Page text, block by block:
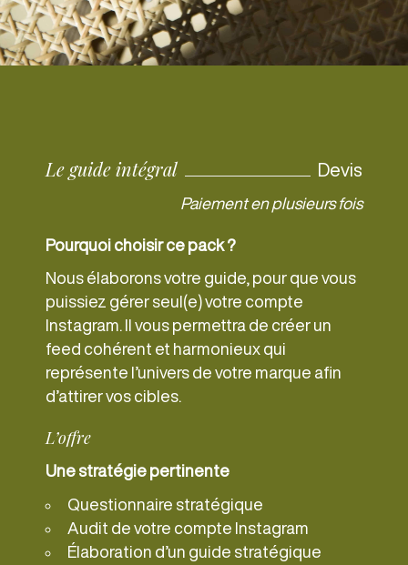
Le guide intégral Devis
Paiement en plusieurs fois
Pourquoi choisir ce pack ?
Nous élaborons votre guide, pour que vous
puissiez gérer seul(e) votre compte
Instagram. Il vous permettra de créer un
feed cohérent et harmonieux qui
représente l’univers de votre marque afin
d’attirer vos cibles.
L’offre
Une stratégie pertinente
Questionnaire stratégique
Audit de votre compte Instagram
Élaboration d’un guide stratégique